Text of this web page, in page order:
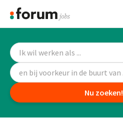
Nu zoeken!